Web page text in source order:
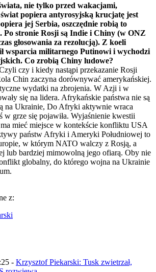
nie tylko przed wakacjami,
świat popiera antyrosyjską krucjatę jest
jej Serbia, oszczędnie robią to
Po stronie Rosji są Indie i Chiny (w ONZ
głosowania za rezolucją). Z koeli
wsparcia militarnego Putinowi i wychodzi
Co zrobią Chiny ludowe?
czy i kiedy nastąpi przekazanie Rosji
Chin zaczyna dorównywać amerykańskiej.
wydatki na zbrojenia. W Azji i w
się na lidera. Afrykańskie państwa nie są
na Ukrainie, Do Afryki aktywnie wraca
w grze się pojawiła. Wyjaśnienie kwestii
mieć miejsce w kontekście konfliktu USA
państw Afryki i Ameryki Południowej to
w którym NATO walczy z Rosją, a
lub bardziej mimowolną jego ofiarą. Oby nie
globalny, do którego wojna na Ukrainie
z:
- Krzysztof Piekarski: Tusk zwietrzał,